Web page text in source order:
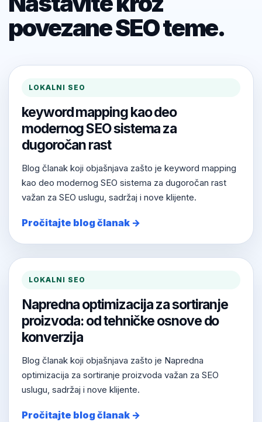
povezane SEO teme.
LOKALNI SEO
keyword mapping kao deo
modernog SEO sistema za
dugoročan rast
Blog članak koji objašnjava zašto je keyword mapping
kao deo modernog SEO sistema za dugoročan rast
važan za SEO uslugu, sadržaj i nove klijente.
Pročitajte blog članak →
LOKALNI SEO
Napredna optimizacija za sortiranje
proizvoda: od tehničke osnove do
konverzija
Blog članak koji objašnjava zašto je Napredna
optimizacija za sortiranje proizvoda važan za SEO
uslugu, sadržaj i nove klijente.
Pročitajte blog članak →